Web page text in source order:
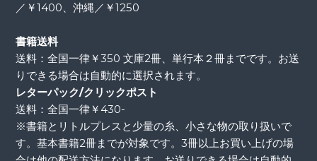
／￥1400、沖縄／￥1250
書籍送料
送料：全国一律￥350 文庫2冊、単行本２冊までです。お送
りできる場合は自動的に選択されます。
レターパック/クリックポスト
送料：全国一律￥430-
※書籍とリトルプレスと少量の糸、小さな物の取り扱いで
す。基本書籍2冊までが対象です。3冊以上お買い上げの場